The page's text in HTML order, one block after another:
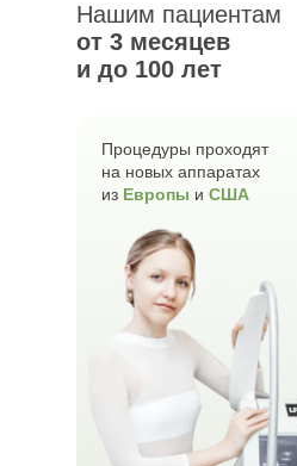
Нашим пациентам
от 3 месяцев
и до 100 лет
Процедуры проходят
на новых аппаратах
из Европы и США
Более 200 новых
клиентов каждый